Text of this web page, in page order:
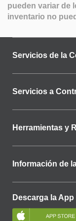
pueden variar de
inventario no
Servicios de la
Servicios a
Herramientas y
Información de
Descarga la App